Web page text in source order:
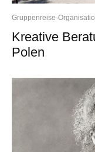
Gruppenreise-
Kreative
Polen